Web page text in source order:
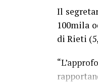
Il
100mila
di Rieti